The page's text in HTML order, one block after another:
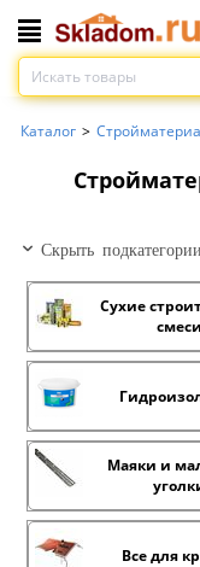
Каталог >
Скрыть подкатегории
Сухие
смеси
Маяки и
Все для